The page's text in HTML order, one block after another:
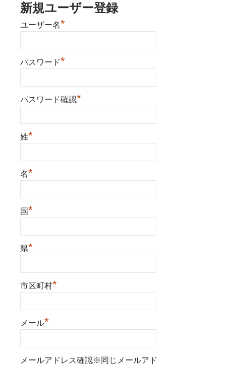
新規ユーザー登録
ユーザー名*
パスワード*
パスワード確認*
姓*
名*
国*
県*
市区町村*
メール*
メールアドレス確認※同じメールアド